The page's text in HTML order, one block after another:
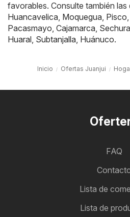
favorables. Consulte también las
Huancavelica Moquegua Pisco
Pacasmayo Cajamarca Sechura
Huaral Subtanjalla Huánuco.
Inicio Ofertas Juanjui
FAQ
Lista de
Lista de